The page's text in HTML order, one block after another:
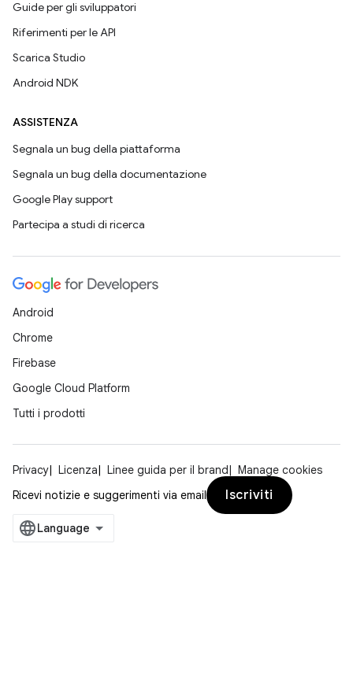
Guide per gli sviluppatori
Riferimenti per le API
Scarica Studio
Android NDK
ASSISTENZA
Segnala un bug della piattaforma
Segnala un bug della documentazione
Google Play support
Partecipa a studi di ricerca
Android
Chrome
Firebase
Google Cloud Platform
Tutti i prodotti
Privacy Licenza Linee guida per il brand
Manage cookies
Ricevi notizie e suggerimenti via email
Iscriviti